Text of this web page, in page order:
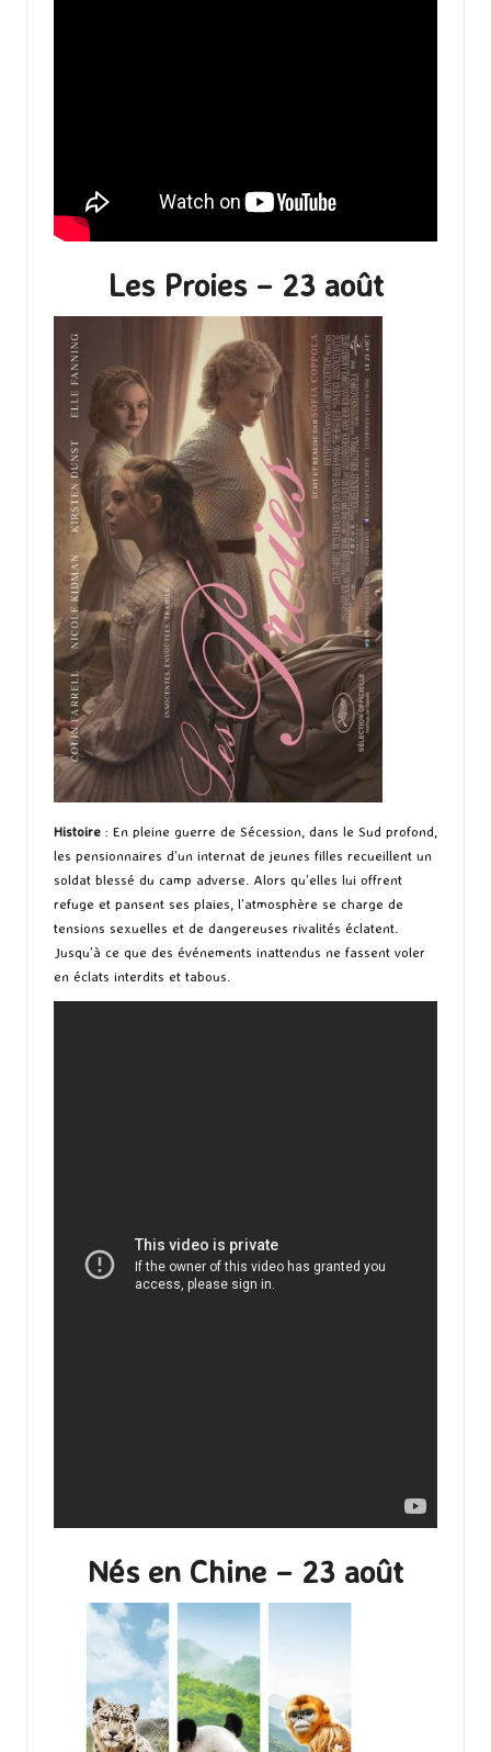
Les Proies – 23 août
Histoire : En pleine guerre de Sécession, dans le Sud profond,
les pensionnaires d’un internat de jeunes filles recueillent un
soldat blessé du camp adverse. Alors qu’elles lui offrent
refuge et pansent ses plaies, l’atmosphère se charge de
tensions sexuelles et de dangereuses rivalités éclatent.
Jusqu’à ce que des événements inattendus ne fassent voler
en éclats interdits et tabous.
Nés en Chine – 23 août